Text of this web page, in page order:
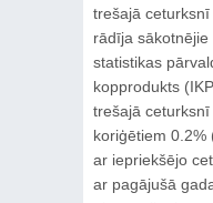
trešajā
rādīja
statistikas
kopprodukts
trešajā
koriģētiem 0.2%
ar iepriekšējo
ar pagājušā